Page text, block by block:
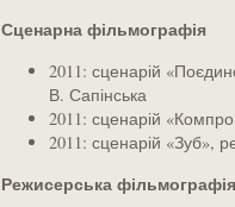
Сценарна фільмографія
2011: сценарій
В. Сапінська
2011: сценарій
2011: сценарій «Зуб»,
Режисерська фільмографія